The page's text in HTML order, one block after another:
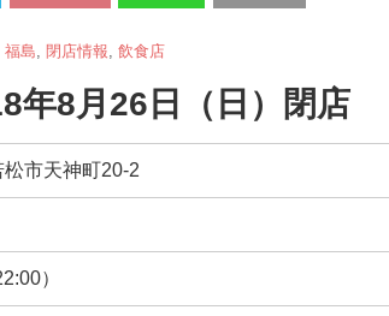
福島 閉店情報 飲食店
年8月26日（日）閉店
市天神町20-2
）